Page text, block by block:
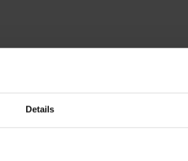
Details